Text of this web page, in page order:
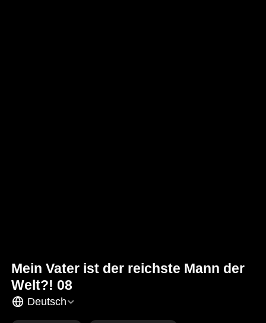
Mein Vater ist der reichste Mann der
Welt?! 08
Deutsch